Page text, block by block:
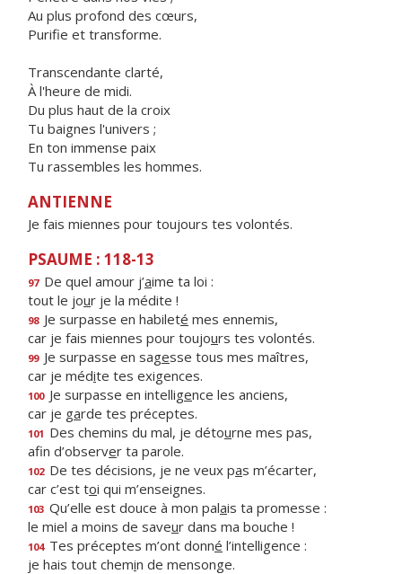
Au plus profond des cœurs,
Purifie et transforme.
Transcendante clarté,
À l'heure de midi.
Du plus haut de la croix
Tu baignes l'univers ;
En ton immense paix
Tu rassembles les hommes.
ANTIENNE
Je fais miennes pour toujours tes volontés.
PSAUME : 118-13
97 De quel amour j’aime ta loi :
tout le jour je la médite !
98 Je surpasse en habileté mes ennemis,
car je fais miennes pour toujours tes volontés.
99 Je surpasse en sagesse tous mes maîtres,
car je médite tes exigences.
100 Je surpasse en intelligence les anciens,
car je garde tes préceptes.
101 Des chemins du mal, je détourne mes pas,
afin d’observer ta parole.
102 De tes décisions, je ne veux pas m’écarter,
car c’est toi qui m’enseignes.
103 Qu’elle est douce à mon palais ta promesse :
le miel a moins de saveur dans ma bouche !
104 Tes préceptes m’ont donné l’intelligence :
je hais tout chemin de mensonge.